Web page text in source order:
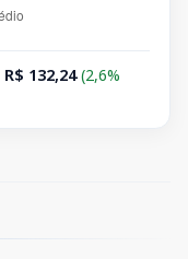
R$ 132,24 (2,6%